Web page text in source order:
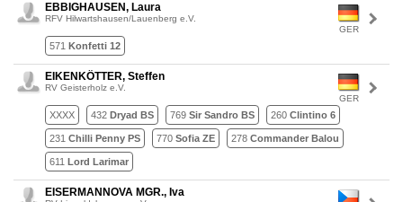
GER
EBBIGHAUSEN, Laura
RFV Hilwartshausen/Lauenberg e.V.
571 Konfetti 12
GER
EIKENKÖTTER, Steffen
RV Geisterholz e.V.
XXXX 432 Dryad BS 769 Sir Sandro BS 260 Clintino 6
231 Chilli Penny PS 770 Sofia ZE 278 Commander Balou
611 Lord Larimar
EISERMANNOVA MGR., Iva